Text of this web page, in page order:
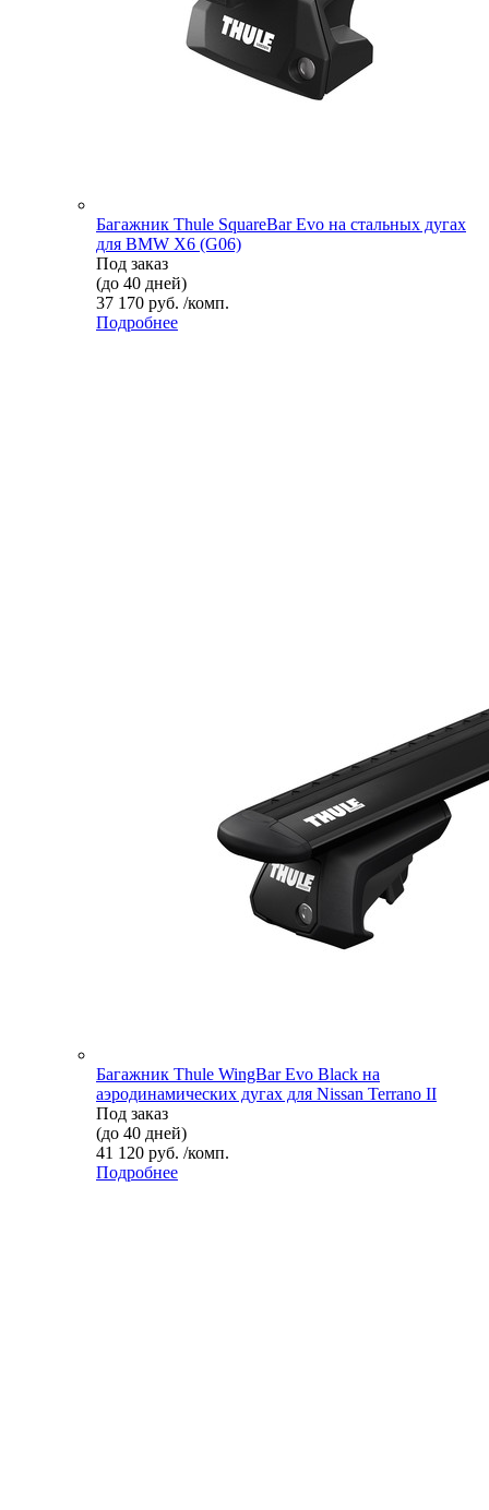
Багажник Thule SquareBar Evo на стальных дугах
для BMW X6 (G06)
Под заказ
(до 40 дней)
37 170 руб. /комп.
Подробнее
Багажник Thule WingBar Evo Black на
аэродинамических дугах для Nissan Terrano II
Под заказ
(до 40 дней)
41 120 руб. /комп.
Подробнее